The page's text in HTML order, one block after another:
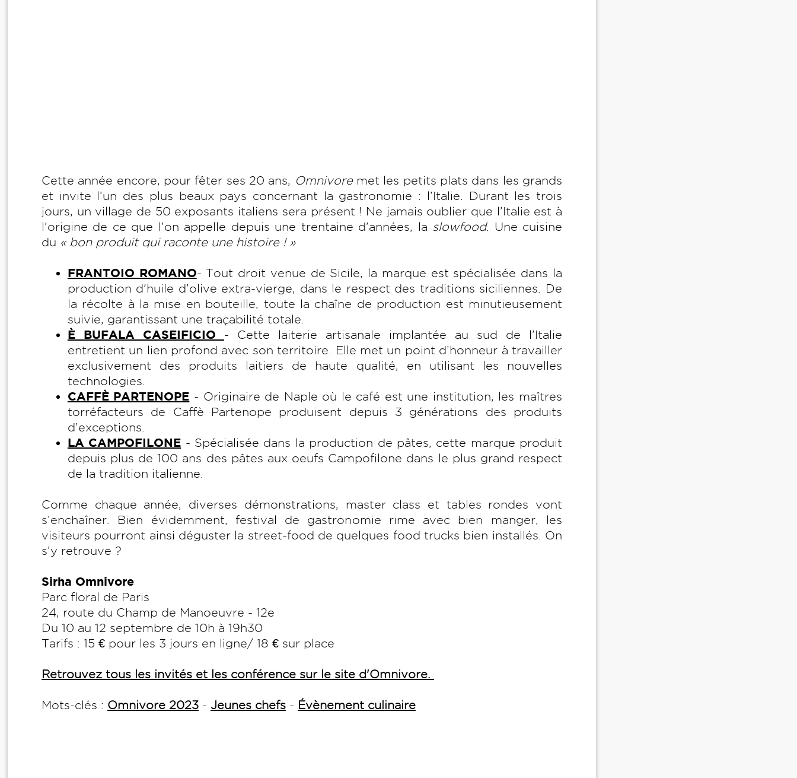
Cette année encore, pour fêter ses 20 ans, Omnivoremet les petits plats dans les grands
et invite l’un des plus beaux pays concernant la gastronomie : l’Italie. Durant les trois
jours, un village de 50 exposants italiens sera présent ! Ne jamais oublier que l’Italie est à
l’origine de ce que l’on appelle depuis une trentaine d’années, la slowfood. Une cuisine
du « bon produit qui raconte une histoire ! »
FRANTOIO ROMANO- Tout droit venue de Sicile, la marque est spécialisée dans la
production d'huile d’olive extra-vierge, dans le respect des traditions siciliennes. De
la récolte à la mise en bouteille, toute la chaîne de production est minutieusement
suivie, garantissant une traçabilité totale.
È BUFALA CASEIFICIO - Cette laiterie artisanale implantée au sud de l’Italie
entretient un lien profond avec son territoire. Elle met un point d’honneur à travailler
exclusivement des produits laitiers de haute qualité, en utilisant les nouvelles
technologies.
CAFFÈ PARTENOPE - Originaire de Naple où le café est une institution, les maîtres
torréfacteurs de Caffè Partenope produisent depuis 3 générations des produits
d’exceptions.
LA CAMPOFILONE - Spécialisée dans la production de pâtes, cette marque produit
depuis plus de 100 ans des pâtes aux oeufs Campofilone dans le plus grand respect
de la tradition italienne.
Comme chaque année, diverses démonstrations, master class et tables rondes vont
s’enchaîner. Bien évidemment, festival de gastronomie rime avec bien manger, les
visiteurs pourront ainsi déguster la street-food de quelques food trucks bien installés. On
s’y retrouve ?
Sirha Omnivore
Parc floral de Paris
24, route du Champ de Manoeuvre - 12e
Du 10 au 12 septembre de 10h à 19h30
Tarifs : 15 € pour les 3 jours en ligne/ 18 € sur place
Retrouvez tous les invités et les conférence sur le site d'Omnivore.
Mots-clés : Omnivore 2023 - Jeunes chefs - Évènement culinaire